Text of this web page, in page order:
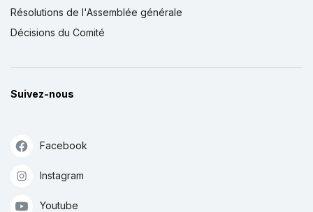
Résolutions de l'Assemblée générale
Décisions du Comité
Suivez-nous
Facebook
Instagram
Youtube